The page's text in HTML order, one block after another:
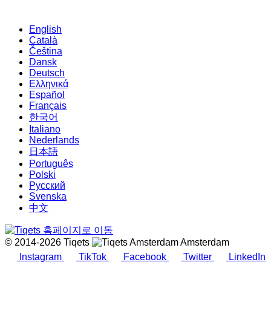
English
Català
Čeština
Dansk
Deutsch
Ελληνικά
Español
Français
한국어
Italiano
Nederlands
日本語
Português
Polski
Русский
Svenska
中文
© 2014-2026 Tiqets
Amsterdam
Instagram
TikTok Facebook Twitter LinkedIn